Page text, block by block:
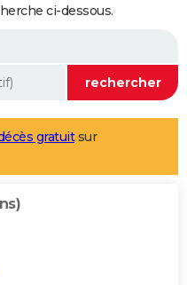
ci-dessous.
gratuitsur